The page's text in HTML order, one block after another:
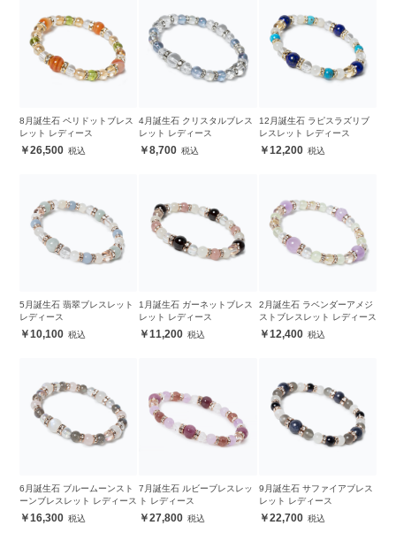
8月誕生石 ペリドットブレス
レット レディース
26,500
4月誕生石 クリスタルブレス
レット レディース
8,700
12月誕生石 ラピスラズリブ
レスレット レディース
12,200
5月誕生石 翡翠ブレスレット
レディース
10,100
1月誕生石 ガーネットブレス
レット レディース
11,200
2月誕生石 ラベンダーアメジ
ストブレスレット レディース
12,400
6月誕生石 ブルームーンスト
ーンブレスレット レディース
16,300
7月誕生石 ルビーブレスレッ
ト レディース
27,800
9月誕生石 サファイアブレス
レット レディース
22,700